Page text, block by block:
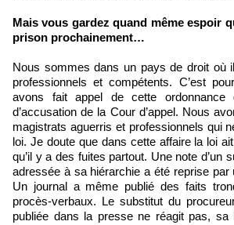
Mais vous gardez quand même espoir
prison prochainement…
Nous sommes dans un pays de droit où
professionnels et compétents. C’est
avons fait appel de cette ordonnance
d’accusation de la Cour d’appel. Nous
magistrats aguerris et professionnels qui
loi. Je doute que dans cette affaire la loi
qu’il y a des fuites partout. Une note d’un
adressée à sa hiérarchie a été reprise par
Un journal a même publié des faits
procès-verbaux. Le substitut du
publiée dans la presse ne réagit pas, sa